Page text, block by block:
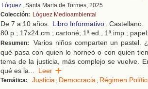
Lóguez , Santa Marta de Tormes, 2025
Colección: Lóguez Medioambiental
De 7 a 10 años. Libro Informativo. Castellano.
80 p.; 17x24 cm.; cartoné; 1ª ed., 1ª imp.; papel;
Resumen:
Varios niños comparten un pastel.
qué pasa con quien lo horneó o con quien
tema de la justicia, más complejo se vuelve.
qué es la... Leer
Temática: Justicia, Democracia, Régimen